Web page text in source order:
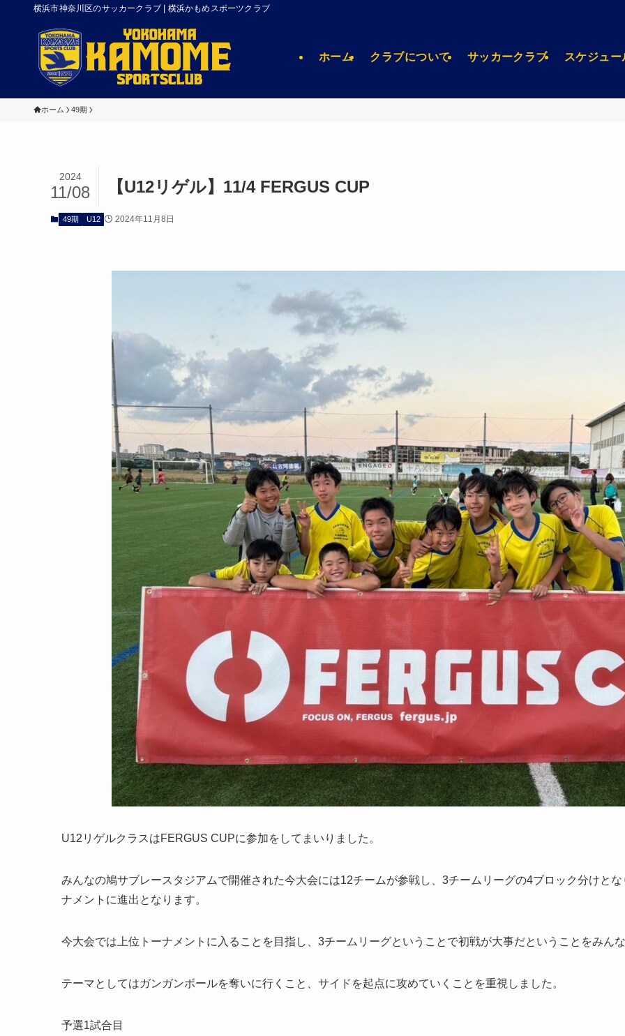
横浜市神奈川区のサッカークラブ | 横浜かもめスポーツクラブ
ホーム クラブについて サッカークラブ スケジュー
ホーム 49期
【U12リゲル】11/4 FERGUS CUP
2024
11/08
49期 U12 2024年11月8日
U12リゲルクラスはFERGUS CUPに参加をしてまいりました。
みんなの鳩サブレースタジアムで開催された今大会には12チームが参戦し、3チームリーグの4ブロック分けと
ナメントに進出となります。
今大会では上位トーナメントに入ることを目指し、3チームリーグということで初戦が大事だということをみん
テーマとしてはガンガンボールを奪いに行くこと、サイドを起点に攻めていくことを重視しました。
予選1試合目